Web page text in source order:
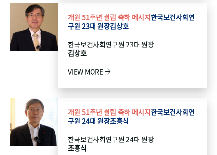
개원 51주년 설립 축하 메시지한국보건사회연
구원 23대 원장김상호
한국보건사회연구원 23대 원장
김상호
VIEW MORE
개원 51주년 설립 축하 메시지한국보건사회연
구원 24대 원장조흥식
한국보건사회연구원 24대 원장
조흥식